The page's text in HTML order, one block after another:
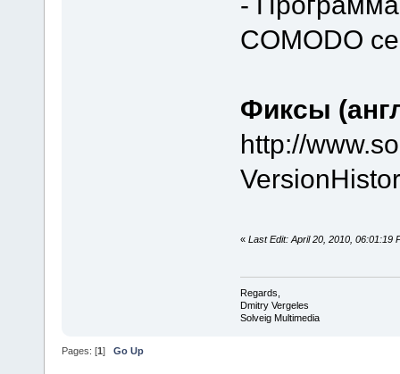
COMODO
Фиксы
http://
« Last Edit: April 20, 2010, 06:01:19
Regards,
Dmitry Vergeles
Solveig Multimedia
Pages: [1] Go Up